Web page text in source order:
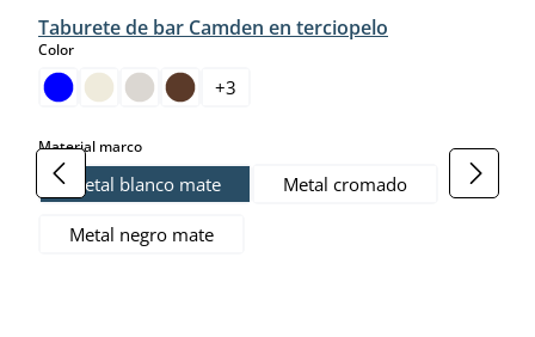
Taburete de bar Camden en terciopelo
Colorselect
+3
Material marcoselect
Metal blanco mate Metal cromado
Metal negro mate